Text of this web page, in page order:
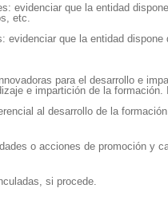
evidenciar que la entidad
etc.
que la entidad
para el desarrollo e
e impartición de la formación.
al desarrollo de la
o acciones de promoción y
si procede.